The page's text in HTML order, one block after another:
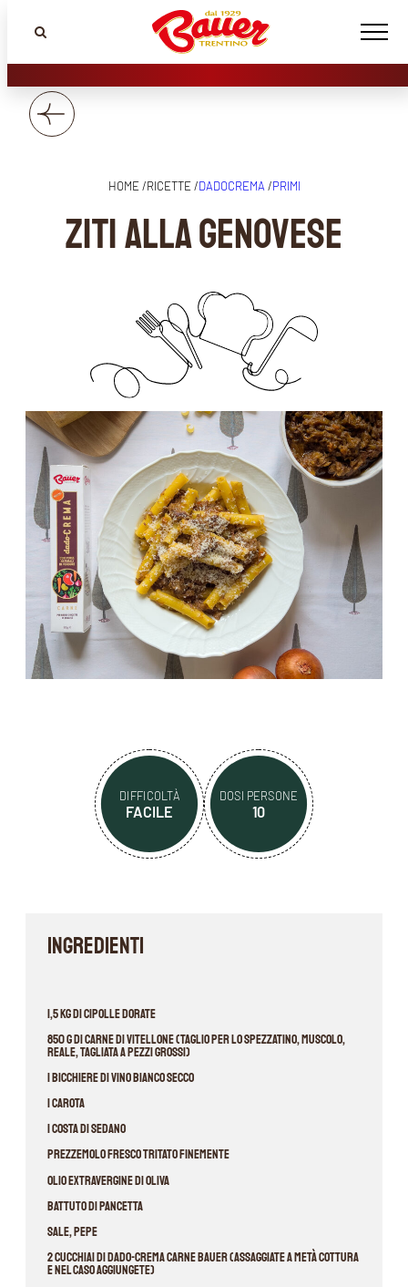
HOME /RICETTE /DADOCREMA /PRIMI
ZITI ALLA GENOVESE
DIFFICOLTÀ
FACILE
DOSI PERSONE
10
INGREDIENTI
1,5 kg di cipolle dorate
850 g di carne di vitellone (taglio per lo spezzatino, muscolo,
reale, tagliata a pezzi grossi)
1 bicchiere di vino bianco secco
1 carota
1 costa di sedano
prezzemolo fresco tritato finemente
olio extravergine di oliva
battuto di pancetta
sale, pepe
2 cucchiai di dado-CREMA Carne Bauer (assaggiate a metà cottura
e nel caso aggiungete)